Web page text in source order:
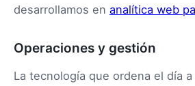
desarrollamos en analítica web
Operaciones y gestión
La tecnología que ordena el día